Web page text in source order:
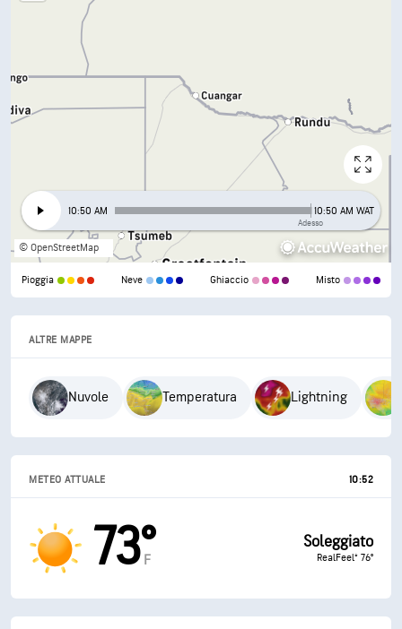
10:50 AM
Adesso
10:50 AM WAT
© OpenStreetMap
Pioggia Neve Ghiaccio Misto
ALTRE MAPPE
Nuvole Temperatura Lightning
METEO ATTUALE 10:52
73°
F
Soleggiato
RealFeel® 76°